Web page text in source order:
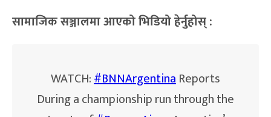
सामाजिक सञ्जालमा आएको भिडियो हेर्नुहोस् ‌:
WATCH:#BNNArgentinaReports
During a championship run through the